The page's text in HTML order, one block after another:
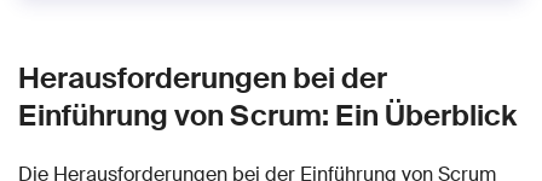
Herausforderungen bei der
Einführung von Scrum: Ein Überblick
Die Herausforderungen bei der Einführung von Scrum